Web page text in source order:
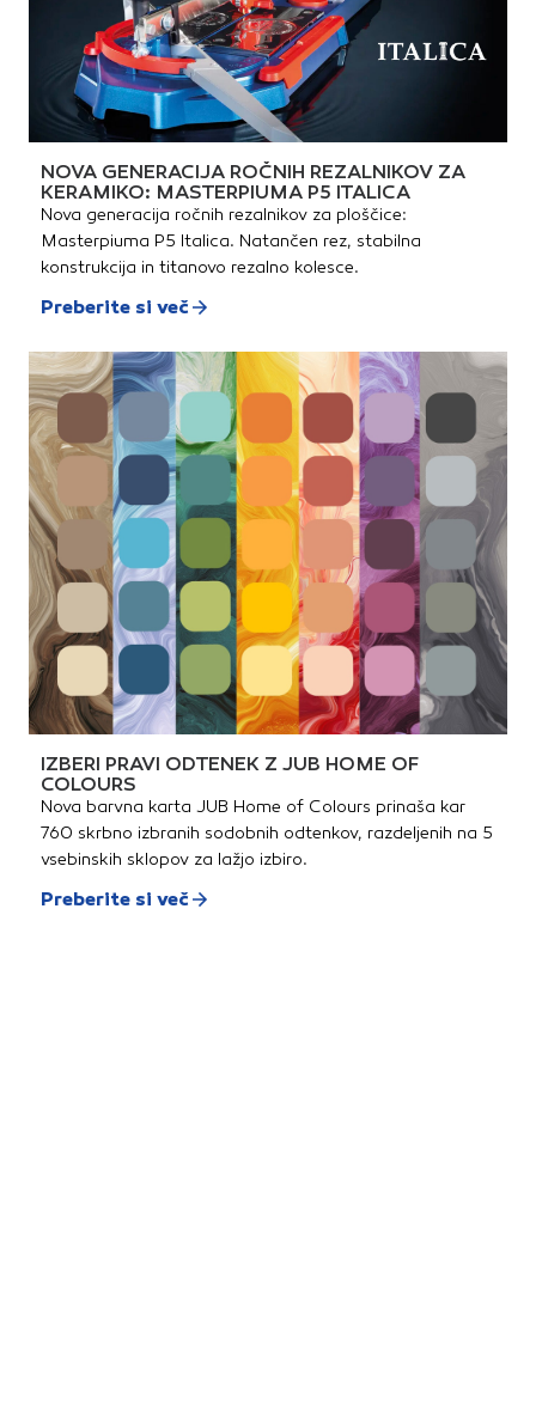
NOVA GENERACIJA ROČNIH REZALNIKOV ZA
KERAMIKO: MASTERPIUMA P5 ITALICA
Nova generacija ročnih rezalnikov za ploščice:
Masterpiuma P5 Italica. Natančen rez, stabilna
konstrukcija in titanovo rezalno kolesce.
Preberite si več
IZBERI PRAVI ODTENEK Z JUB HOME OF
COLOURS
Nova barvna karta JUB Home of Colours prinaša kar
760 skrbno izbranih sodobnih odtenkov, razdeljenih na 5
vsebinskih sklopov za lažjo izbiro.
Preberite si več